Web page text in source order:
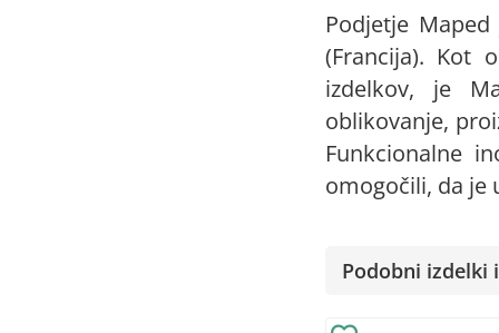
Podjetje
(Francija). Kot
izdelkov, je
oblikovanje,
Funkcionalne
omogočili, da je
Podobni izdelki